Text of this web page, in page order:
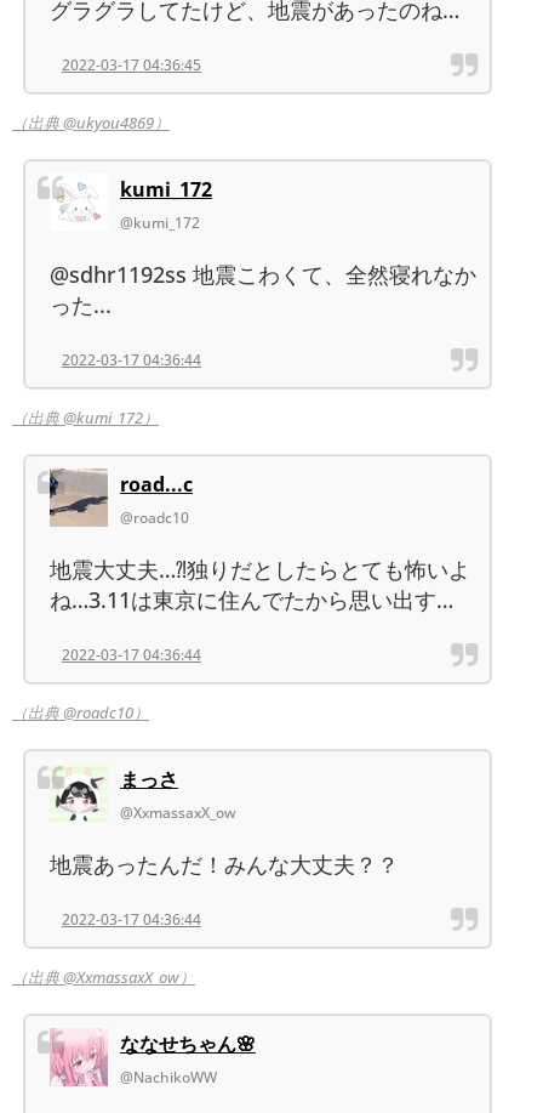
グラグラしてたけど、地震があったのね…
2022-03-17 04:36:45
（出典 @ukyou4869）
kumi_172
@kumi_172
@sdhr1192ss 地震こわくて、全然寝れなか
った...
2022-03-17 04:36:44
（出典 @kumi_172）
road...c
@roadc10
地震大丈夫…⁈独りだとしたらとても怖いよ
ね…3.11は東京に住んでたから思い出す…
2022-03-17 04:36:44
（出典 @roadc10）
まっさ
@XxmassaxX_ow
地震あったんだ！みんな大丈夫？？
2022-03-17 04:36:44
（出典 @XxmassaxX_ow）
ななせちゃん🌸
@NachikoWW